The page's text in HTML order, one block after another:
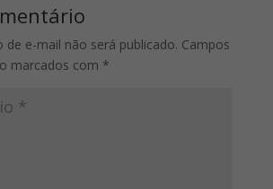
de e-mail não será publicado. Campos
marcados com *